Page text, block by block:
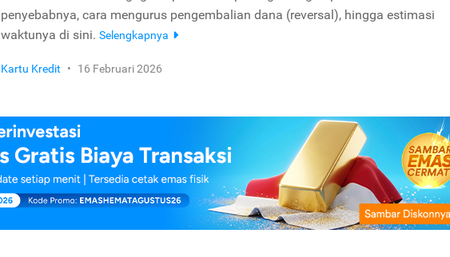
penyebabnya, cara mengurus pengembalian dana (reversal), hingga estimasi
waktunya di sini. Selengkapnya
Kartu Kredit • 16 Februari 2026